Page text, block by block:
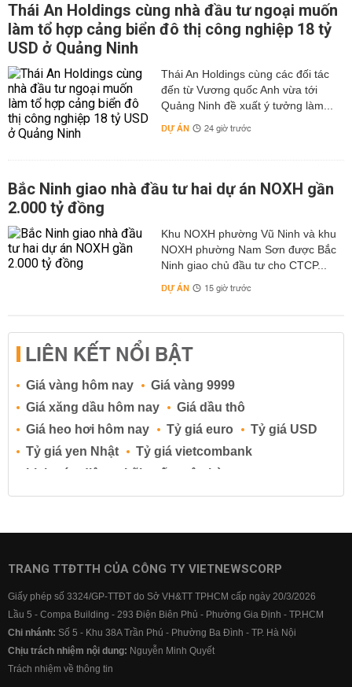
Thái An Holdings cùng nhà đầu tư ngoại muốn
làm tổ hợp cảng biển đô thị công nghiệp 18 tỷ
USD ở Quảng Ninh
Thái An Holdings cùng các đối tác
đến từ Vương quốc Anh vừa tới
Quảng Ninh đề xuất ý tưởng làm...
DỰ ÁN 24 giờ trước
Bắc Ninh giao nhà đầu tư hai dự án NOXH gần
2.000 tỷ đồng
Khu NOXH phường Vũ Ninh và khu
NOXH phường Nam Sơn được Bắc
Ninh giao chủ đầu tư cho CTCP...
DỰ ÁN 15 giờ trước
LIÊN KẾT NỔI BẬT
Giá vàng hôm nay
Giá vàng 9999
Giá xăng dầu hôm nay
Giá dầu thô
Giá heo hơi hôm nay
Tỷ giá euro
Tỷ giá USD
Tỷ giá yen Nhật
Tỷ giá vietcombank
Lịch cúp điện
Lãi suất ngân hàng
Lãi suất tiết kiệm
Lãi suất tiền gửi
Lãi suất ngân hàng BIDV
Lãi suất ngân hàng Vietcombank
TRANG TTĐTTH CỦA CÔNG TY VIETNEWSCORP
Giấy phép số 3324/GP-TTĐT do Sở VH&TT TPHCM cấp ngày 20/3/2026
Lầu 5 - Compa Building - 293 Điện Biên Phủ - Phường Gia Định - TP.HCM
Chi nhánh: Số 5 - Khu 38A Trần Phú - Phường Ba Đình - TP. Hà Nội
Chịu trách nhiệm nội dung: Nguyễn Minh Quyết
Trách nhiệm về thông tin